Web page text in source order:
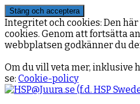
Integritet och cookies: Den
cookies. Genom att fortsätta
webbplatsen godkänner du
Om du vill veta mer, inklusive
se: Cookie-policy